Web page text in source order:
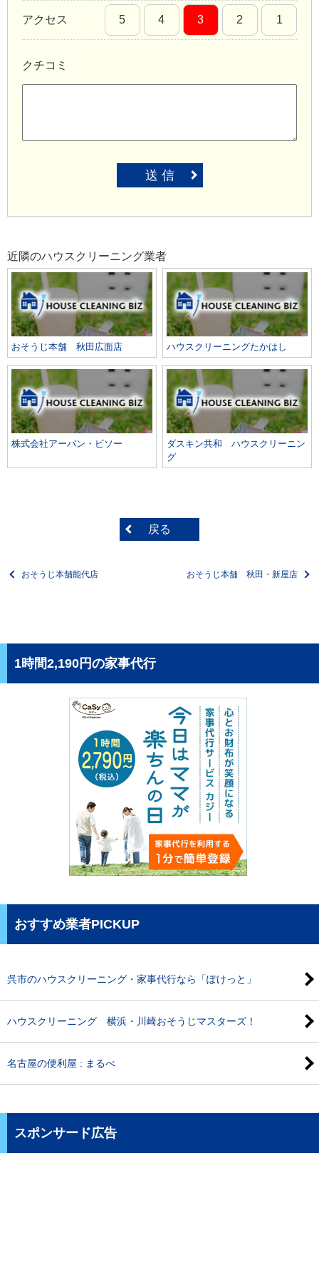
アクセス 5 4 3 2 1
クチコミ
送 信
近隣のハウスクリーニング業者
おそうじ本舗 秋田広面店 ハウスクリーニングたかはし
株式会社アーバン・ビソー
ダスキン共和 ハウスクリーニン
グ
戻る
おそうじ本舗能代店 おそうじ本舗 秋田・新屋店
1時間2,190円の家事代行
おすすめ業者PICKUP
呉市のハウスクリーニング・家事代行なら「ぽけっと」
ハウスクリーニング 横浜・川崎おそうじマスターズ！
名古屋の便利屋 : まるべ
スポンサード広告